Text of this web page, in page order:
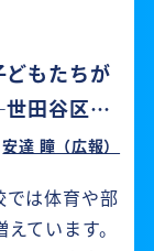
どもたちが
田谷区教
安達 瞳（広報）
では体育や部
ています。